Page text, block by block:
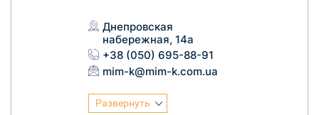
Днепровская
набережная, 14а
+38 (050) 695-88-91
mim-k@mim-k.com.ua
Развернуть